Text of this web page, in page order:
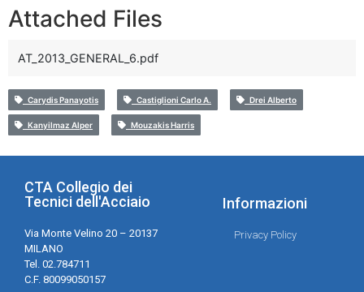
Attached Files
AT_2013_GENERAL_6.pdf
Carydis Panayotis Castiglioni Carlo A. Drei Alberto
Kanyilmaz Alper Mouzakis Harris
CTA Collegio dei
Tecnici dell'Acciaio
Via Monte Velino 20 – 20137
MILANO
Tel. 02.784711
C.F. 80099050157
Informazioni
Privacy Policy